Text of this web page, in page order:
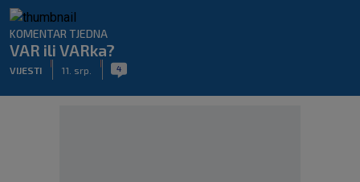
KOMENTAR TJEDNA
VAR ili VARka?
VIJESTI 11. srp. 4